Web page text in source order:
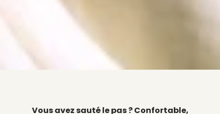
Vous avez sauté le pas ? Confortable,